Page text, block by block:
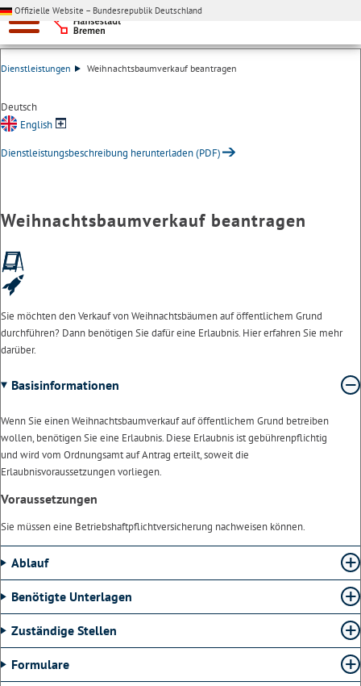
Offizielle Website – Bundesrepublik Deutschland
Dienstleistungen Weihnachtsbaumverkauf beantragen
Deutsch
English
Dienstleistungsbeschreibung herunterladen (PDF)
Weihnachtsbaumverkauf beantragen
Sie möchten den Verkauf von Weihnachtsbäumen auf öffentlichem Grund
durchführen? Dann benötigen Sie dafür eine Erlaubnis. Hier erfahren Sie mehr
darüber.
Basisinformationen
Wenn Sie einen Weihnachtsbaumverkauf auf öffentlichem Grund betreiben
wollen, benötigen Sie eine Erlaubnis. Diese Erlaubnis ist gebührenpflichtig
und wird vom Ordnungsamt auf Antrag erteilt, soweit die
Erlaubnisvoraussetzungen vorliegen.
Voraussetzungen
Sie müssen eine Betriebshaftpflichtversicherung nachweisen können.
Ablauf
Benötigte Unterlagen
Zuständige Stellen
Formulare